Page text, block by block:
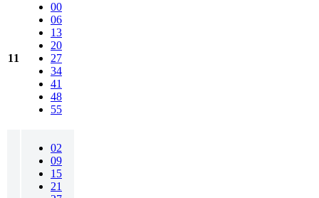
11
00
06
13
20
27
34
41
48
55
02
09
15
21